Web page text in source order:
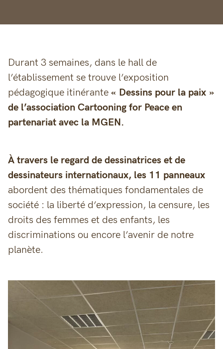
Durant 3 semaines, dans le hall de
l’établissement se trouve l’exposition
pédagogique itinérante « Dessins pour la paix »
de l’association Cartooning for Peace en
partenariat avec la MGEN.
À travers le regard de dessinatrices et de
dessinateurs internationaux, les 11 panneaux
abordent des thématiques fondamentales de
société : la liberté d’expression, la censure, les
droits des femmes et des enfants, les
discriminations ou encore l’avenir de notre
planète.